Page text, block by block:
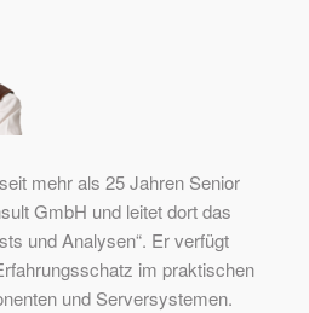
mehr als 25 Jahren Senior
GmbH und leitet dort das
und Analysen“. Er verfügt
im praktischen
und Serversystemen.